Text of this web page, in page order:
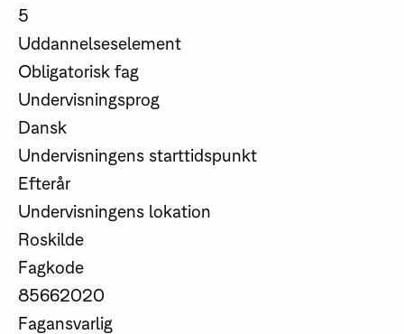
5
Uddannelseselement
Obligatorisk fag
Undervisningsprog
Dansk
Undervisningens starttidspunkt
Efterår
Undervisningens lokation
Roskilde
Fagkode
85662020
Fagansvarlig